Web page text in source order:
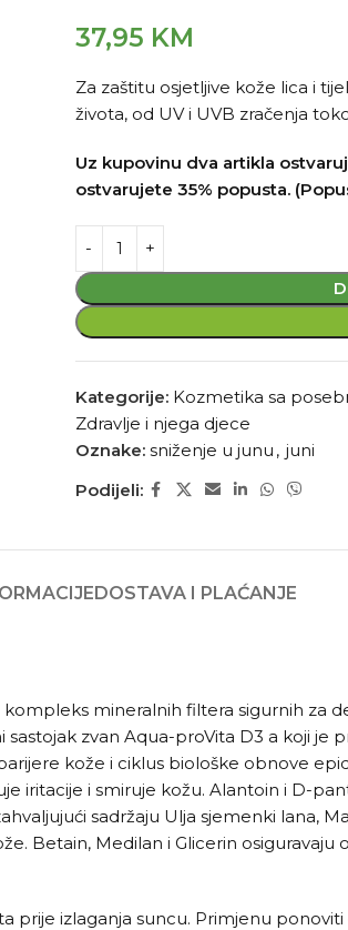
37,95 KM
Za zaštitu osjetljive kože lica i
života, od UV i UVB zračenja
Uz kupovinu dva artikla
ostvarujete 35% popusta.
Kategorije: Kozmetika sa
Zdravlje i njega djece
Oznake: sniženje u junu , juni
Podijeli:
DOSTAVA I PLAĆANJE
mineralnih filtera sigurnih za
zvan Aqua-proVita D3 a koji je
kože i ciklus biološke obnove
iritacije i smiruje kožu. Alantoin i D-
sadržaju Ulja sjemenki lana,
Betain, Medilan i Glicerin
prije izlaganja suncu. Primjenu